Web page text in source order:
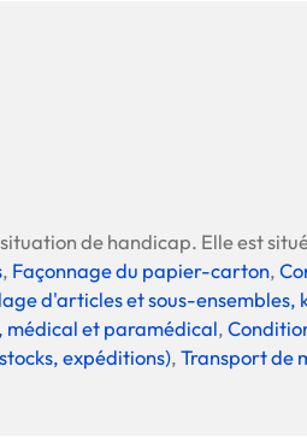
de handicap. Elle est
, Façonnage du papier-carton,
d'articles et sous-ensembles,
et paramédical,
expéditions),Transport de